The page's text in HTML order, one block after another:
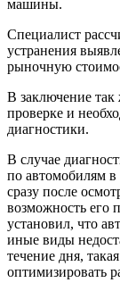
машины.
Специалист
устранения
рыночную
В заключение
проверке и
диагностики.
В случае
по автомобилям в
сразу после
возможность его
установил, что
иные виды
течение дня,
оптимизировать